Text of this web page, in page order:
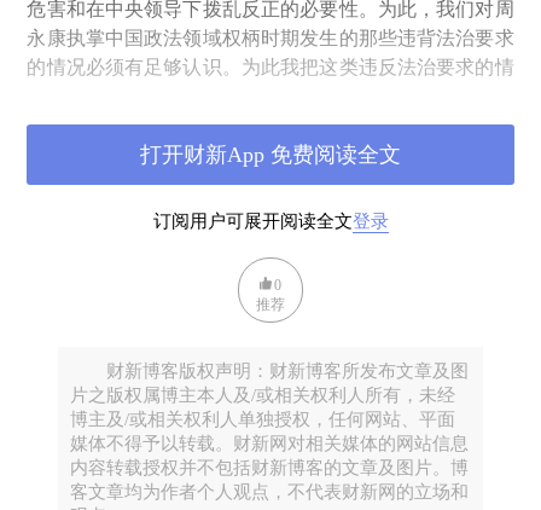
危害和在中央领导下拨乱反正的必要性。为此，我们对周
永康执掌中国政法领域权柄时期发生的那些违背法治要求
的情况必须有足够认识。为此我把这类违反法治要求的情
未审先定的情况，在周主导政法工作的时期有增无已。领
定等违反法治要求做法，虽是改革开放前就有的老问题，
年作出依法治国建设社会主义法治国家的规定后，这类违
反法治要求的做法一度有了较明显好转。周永康时期原本
反，他带头超越法律规定批示个案，运用法外机构“协
调”处理个案，并且鼓励上行下效，严重搅乱了宪法、法
律规定的司法体制。
2.从根本上破坏律师制度，导致律师群体与法院、检
察院和公安部门关系普遍趋于紧张，常常尖锐对立。周永
订阅用户可展开阅读全文登录
打开财新App 免费阅读全文
0
推荐
财新博客版权声明：财新博客所发布文章及图
片之版权属博主本人及/或相关权利人所有，未经
博主及/或相关权利人单独授权，任何网站、平面
媒体不得予以转载。财新网对相关媒体的网站信息
内容转载授权并不包括财新博客的文章及图片。博
客文章均为作者个人观点，不代表财新网的立场和